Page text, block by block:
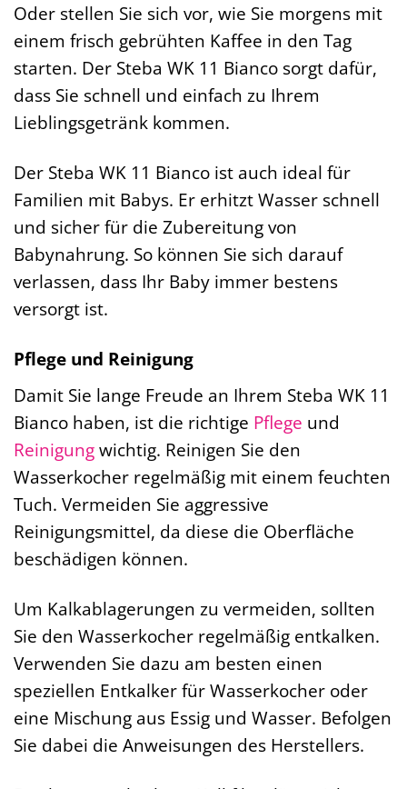
Oder stellen Sie sich vor, wie Sie morgens mit
einem frisch gebrühten Kaffee in den Tag
starten. Der Steba WK 11 Bianco sorgt dafür,
dass Sie schnell und einfach zu Ihrem
Lieblingsgetränk kommen.
Der Steba WK 11 Bianco ist auch ideal für
Familien mit Babys. Er erhitzt Wasser schnell
und sicher für die Zubereitung von
Babynahrung. So können Sie sich darauf
verlassen, dass Ihr Baby immer bestens
versorgt ist.
Pflege und Reinigung
Damit Sie lange Freude an Ihrem Steba WK 11
Bianco haben, ist die richtige Pflege und
Reinigungwichtig. Reinigen Sie den
Wasserkocher regelmäßig mit einem feuchten
Tuch. Vermeiden Sie aggressive
Reinigungsmittel, da diese die Oberfläche
beschädigen können.
Um Kalkablagerungen zu vermeiden, sollten
Sie den Wasserkocher regelmäßig entkalken.
Verwenden Sie dazu am besten einen
speziellen Entkalker für Wasserkocher oder
eine Mischung aus Essig und Wasser. Befolgen
Sie dabei die Anweisungen des Herstellers.